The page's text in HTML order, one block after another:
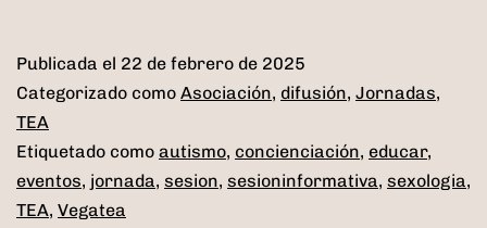
sobre
Publicada el 22 de febrero de 2025
Categorizado como Asociación, difusión, Jornadas,
TEA
Etiquetado como autismo, concienciación, educar,
eventos, jornada, sesion, sesioninformativa, sexologia,
TEA, Vegatea